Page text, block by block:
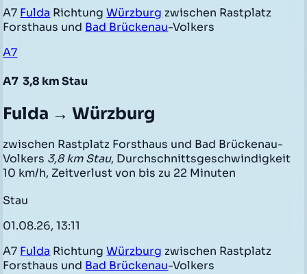
A7 Fulda RichtungWürzburg zwischen Rastplatz
Forsthaus und Bad Brückenau-Volkers
A7
A7 3,8 km Stau
Fulda → Würzburg
zwischen Rastplatz Forsthaus und Bad Brückenau-
Volkers 3,8 km Stau, Durchschnittsgeschwindigkeit
10 km/h, Zeitverlust von bis zu 22 Minuten
Stau
01.08.26, 13:11
A7 Fulda RichtungWürzburg zwischen Rastplatz
Forsthaus und Bad Brückenau-Volkers